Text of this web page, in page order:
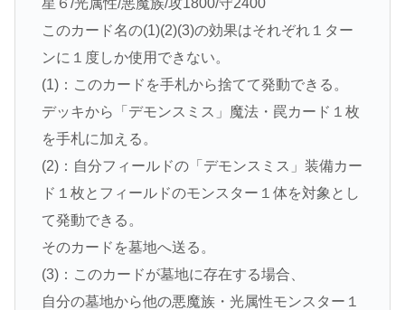
このカード名の(1)(2)(3)の効果はそれぞれ１ター
ンに１度しか使用できない。
(1)：このカードを手札から捨てて発動できる。
デッキから「デモンスミス」魔法・罠カード１枚
を手札に加える。
(2)：自分フィールドの「デモンスミス」装備カー
ド１枚とフィールドのモンスター１体を対象とし
て発動できる。
そのカードを墓地へ送る。
(3)：このカードが墓地に存在する場合、
自分の墓地から他の悪魔族・光属性モンスター１